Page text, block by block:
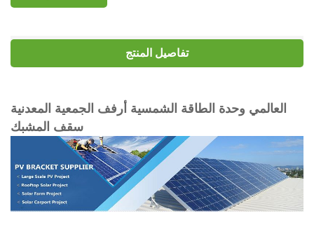
تفاصيل المنتج
العالمي وحدة الطاقة الشمسية أرفف الجمعية المعدنية
سقف المشبك